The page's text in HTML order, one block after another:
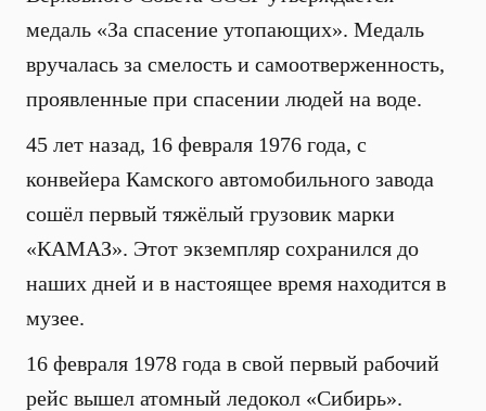
медаль «За спасение утопающих». Медаль
вручалась за смелость и самоотверженность,
проявленные при спасении людей на воде.
45 лет назад, 16 февраля 1976 года, с
конвейера Камского автомобильного завода
сошёл первый тяжёлый грузовик марки
«КАМАЗ». Этот экземпляр сохранился до
наших дней и в настоящее время находится в
музее.
16 февраля 1978 года в свой первый рабочий
рейс вышел атомный ледокол «Сибирь».